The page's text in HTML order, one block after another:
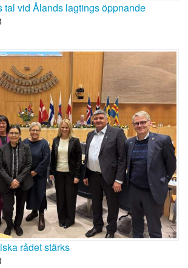
tal vid Ålands lagtings öppnande
rådet stärks